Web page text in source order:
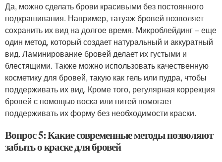
Да, можно сделать брови красивыми без постоянного
подкрашивания. Например, татуаж бровей позволяет
сохранить их вид на долгое время. Микроблейдинг – еще
один метод, который создает натуральный и аккуратный
вид. Ламинирование бровей делает их густыми и
блестящими. Также можно использовать качественную
косметику для бровей, такую как гель или пудра, чтобы
поддерживать их вид. Кроме того, регулярная коррекция
бровей с помощью воска или нитей помогает
поддерживать их форму без необходимости краски.
Вопрос 5: Какие современные методы позволяют
забыть о краске для бровей